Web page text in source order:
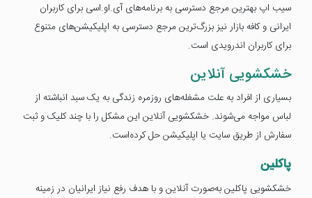
سیب اپ بهترین مرجع دسترسی به برنامه‌های آی.او.اسی برای کاربران
ایرانی و کافه بازار نیز بزرگ‌ترین مرجع دسترسی به اپلیکیشن‌های متنوع
برای کاربران اندرویدی است.
خشکشویی آنلاین
بسیاری از افراد به علت مشغله‌های روزمره زندگی به یک سبد انباشته از
لباس مواجه می‌شوند. خشکشویی آنلاین این مشکل را با چند کلیک و ثبت
سفارش از طریق سایت یا اپلیکیشن حل کرده‌است.
پاکلین
خشکشویی پاکلین به‌صورت آنلاین و با هدف رفع نیاز ایرانیان در زمینه